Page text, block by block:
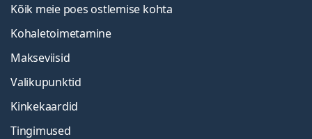
Kõik meie poes ostlemise kohta
Kohaletoimetamine
Makseviisid
Valikupunktid
Kinkekaardid
Tingimused